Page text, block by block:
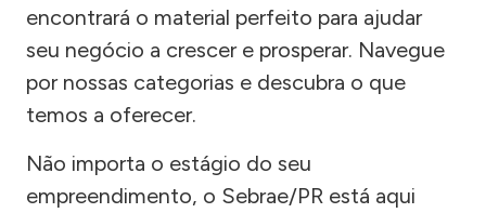
encontrará o material perfeito para ajudar
seu negócio a crescer e prosperar. Navegue
por nossas categorias e descubra o que
temos a oferecer.
Não importa o estágio do seu
empreendimento, o Sebrae/PR está aqui